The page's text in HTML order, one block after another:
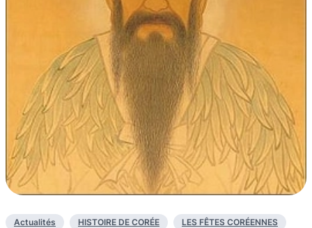
Actualités HISTOIRE DE CORÉE LES FÊTES CORÉENNES